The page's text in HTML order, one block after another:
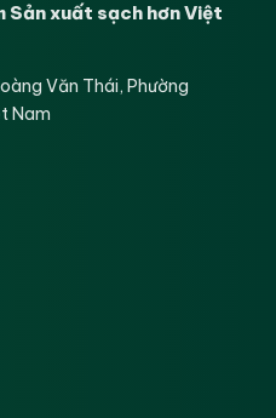
Sản xuất sạch hơn Việt
Văn Thái, Phường
Nam